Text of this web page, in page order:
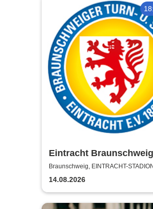
Eintracht
Saison 2026/27
Braunschweig, EINTRACHT-STADION
14.08.2026